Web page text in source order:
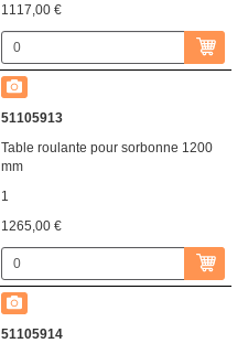
1117,00 €
51105913
Table roulante pour sorbonne 1200
mm
1
1265,00 €
51105914